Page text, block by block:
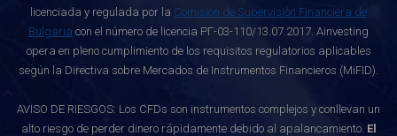
licenciada y regulada por la Comisión de Supervisión Financiera de
Bulgaria con el número de licencia РГ-03-110/13.07.2017. Ainvesting
opera en pleno cumplimiento de los requisitos regulatorios aplicables
según la Directiva sobre Mercados de Instrumentos Financieros (MiFID).
AVISO DE RIESGOS: Los CFDs son instrumentos complejos y conllevan un
alto riesgo de perder dinero rápidamente debido al apalancamiento. El